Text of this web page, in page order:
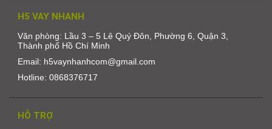
H5 VAY NHANH
Văn phòng: Lầu 3 – 5 Lê Quý Đôn, Phường 6, Quận 3,
Thành phố Hồ Chí Minh
Email: h5vaynhanhcom@gmail.com
Hotline: 0868376717
HỖ TRỢ